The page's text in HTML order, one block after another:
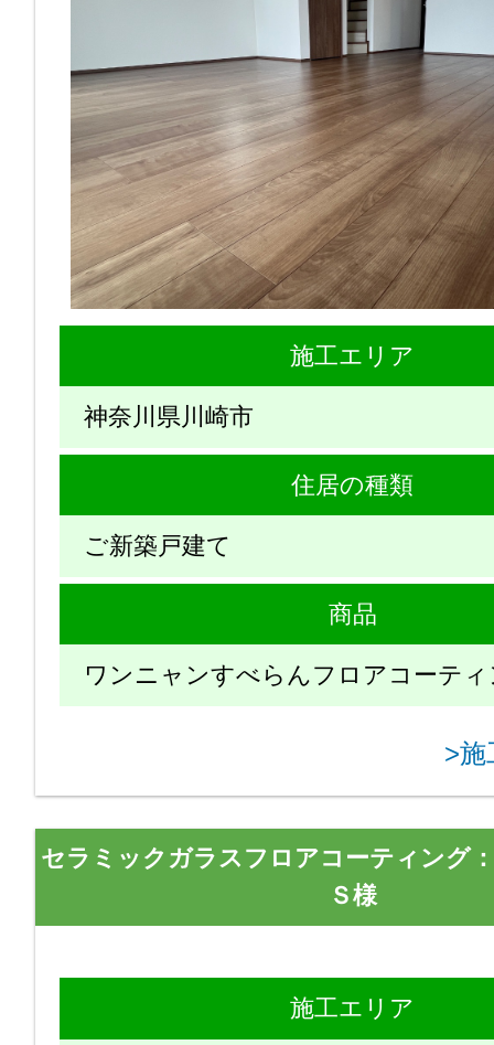
施工エリア
神奈川県川崎市
住居の種類
ご新築戸建て
商品
ワンニャンすべらんフロアコーテ
>施
セラミックガラスフロアコーティング
Ｓ様
施工エリア